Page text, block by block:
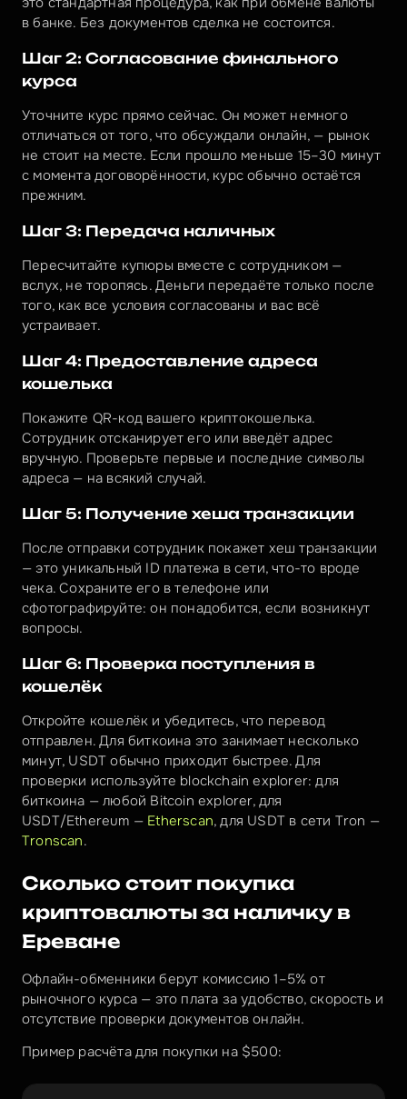
в банке. Без документов сделка не состоится.
Шаг 2: Согласование финального
курса
Уточните курс прямо сейчас. Он может немного
отличаться от того, что обсуждали онлайн, — рынок
не стоит на месте. Если прошло меньше 15–30 минут
с момента договорённости, курс обычно остаётся
прежним.
Шаг 3: Передача наличных
Пересчитайте купюры вместе с сотрудником —
вслух, не торопясь. Деньги передаёте только после
того, как все условия согласованы и вас всё
устраивает.
Шаг 4: Предоставление адреса
кошелька
Покажите QR-код вашего криптокошелька.
Сотрудник отсканирует его или введёт адрес
вручную. Проверьте первые и последние символы
адреса — на всякий случай.
Шаг 5: Получение хеша транзакции
После отправки сотрудник покажет хеш транзакции
— это уникальный ID платежа в сети, что-то вроде
чека. Сохраните его в телефоне или
сфотографируйте: он понадобится, если возникнут
вопросы.
Шаг 6: Проверка поступления в
кошелёк
Откройте кошелёк и убедитесь, что перевод
отправлен. Для биткоина это занимает несколько
минут, USDT обычно приходит быстрее. Для
проверки используйте blockchain explorer: для
биткоина — любой Bitcoin explorer, для
USDT/Ethereum — Etherscan
, для USDT в сети Tron —
Tronscan.
Сколько стоит покупка
криптовалюты за наличку в
Ереване
Офлайн-обменники берут комиссию 1–5% от
рыночного курса — это плата за удобство, скорость и
отсутствие проверки документов онлайн.
Пример расчёта для покупки на $500: